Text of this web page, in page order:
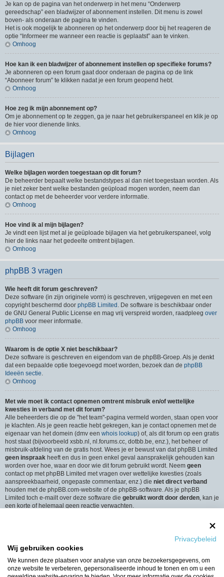
Privacybeleid
Wij gebruiken cookies
We kunnen deze plaatsen voor analyse van onze bezoekersgegevens, om
onze website te verbeteren, gepersonaliseerde inhoud te tonen en om u een
Je kan op de pagina van het onderwerp in het menu “Onderwerp
gereedschap” een bladwijzer of abonnement instellen. Dit menu is zowel
boven- als onderaan de pagina te vinden.
Het is ook mogelijk te abonneren op het onderwerp door bij het reageren de
optie “Informeer me wanneer een reactie is geplaatst” aan te vinken.
Omhoog
Hoe kan ik een bladwijzer of abonnement instellen op specifieke forums?
Je abonneren op een forum gaat door onderaan de pagina op de link
“Abonneer forum” te klikken nadat je een forum geopend hebt.
Omhoog
Hoe zeg ik mijn abonnement op?
Om je abonnement op te zeggen, ga je naar het gebruikerspaneel en klik je op
de hier voor dienende links.
Omhoog
Bijlagen
Welke bijlagen worden toegestaan op dit forum?
De beheerder bepaalt welke bestandstypes al dan niet toegestaan worden. Als
je niet zeker bent welke bestanden geüpload mogen worden, neem dan
contact op met de beheerder voor verdere informatie.
Omhoog
Hoe vind ik al mijn bijlagen?
Je vindt een lijst met al je geüploade bijlagen via het gebruikerspaneel, volg
hier de links naar het gedeelte omtrent bijlagen.
Omhoog
phpBB 3 vragen
Wie heeft dit forum geschreven?
Deze software (in zijn originele vorm) is geschreven, vrijgegeven en met een
copyright beschermd door phpBB Limited . De software is beschikbaar onder
de GNU General Public License en mag vrij verspreid worden, raadpleeg over
phpBB voor meer informatie.
Omhoog
Waarom is de optie X niet beschikbaar?
Deze software is geschreven en eigendom van de phpBB-Groep. Als je denkt
dat een bepaalde optie toegevoegd moet worden, bezoek dan de phpBB
Ideeën sectie.
Omhoog
Met wie moet ik contact opnemen omtrent misbruik en/of wettelijke
kwesties in verband met dit forum?
Alle beheerders die op de "het team"-pagina vermeld worden, staan open voor
je klachten. Als je geen reactie hebt gekregen, kan je contact opnemen met de
eigenaar van het domein (dmv een whois lookup) of, als dit forum op een gratis
host staat (bijvoorbeeld xsbb.nl, nl.forums.cc, dotbb.be, enz.), het beheer of
misbruik-afdeling van de gratis host. Wees je er bewust van dat phpBB Limited
geen inspraak heeft en dus in geen enkel geval aansprakelijk gehouden kan
worden over hoe, waar en door wie dit forum gebruikt wordt. Neem geen
contact op met phpBB Limited met vragen over wettelijke kwesties (zoals
aanspreekbaarheid, ongepaste commentaar, enz.) die niet direct verband
houden met de phpBB.com-website of de phpBB-software. Als je phpBB
Limited toch e-mailt over deze software die gebruikt wordt door derden, kan je
een korte of helemaal geen reactie verwachten.
Alle gebruikers van het forum kunnen gebruik maken van het “Contact”-
formulier, als de optie is ingeschakeld door de beheerders.
Leden van het forum kunnen ook gebruik maken van de “Het Team”-link.
Omhoog